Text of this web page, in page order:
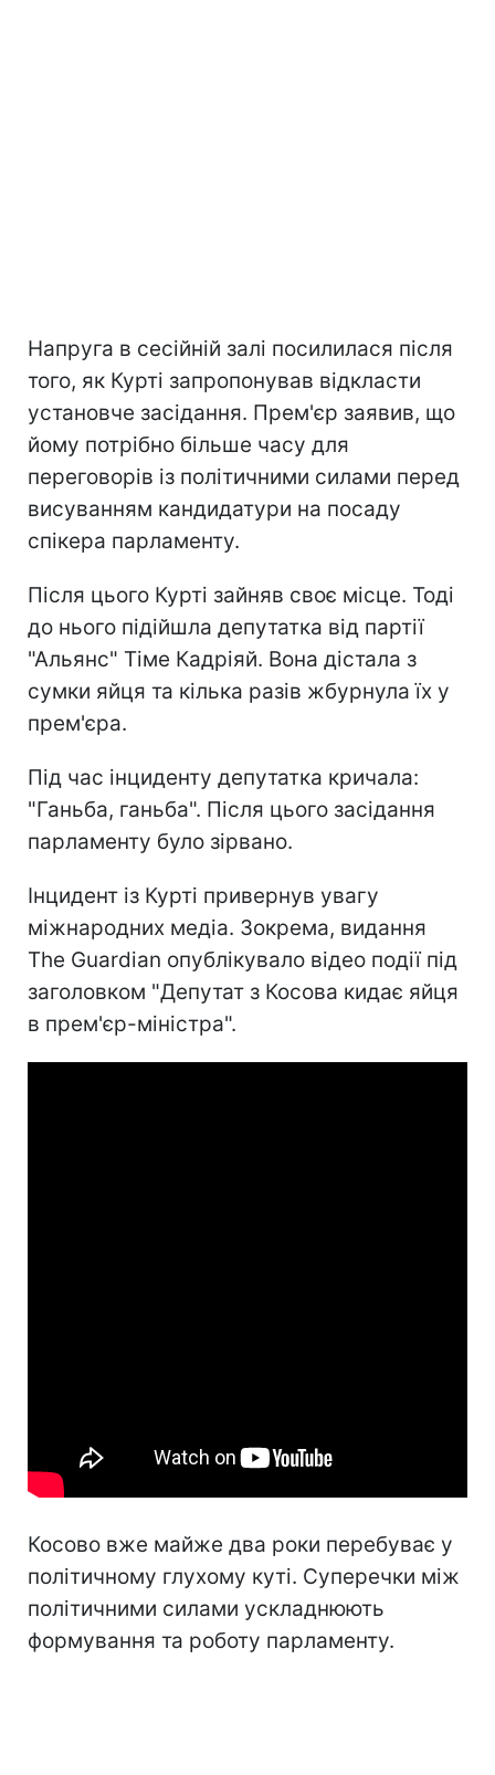
Напруга в сесійній залі посилилася після
того, як Курті запропонував відкласти
установче засідання. Прем'єр заявив, що
йому потрібно більше часу для
переговорів із політичними силами перед
висуванням кандидатури на посаду
спікера парламенту.
Після цього Курті зайняв своє місце. Тоді
до нього підійшла депутатка від партії
"Альянс" Тіме Кадріяй. Вона дістала з
сумки яйця та кілька разів жбурнула їх у
прем'єра.
Під час інциденту депутатка кричала:
"Ганьба, ганьба". Після цього засідання
парламенту було зірвано.
Інцидент із Курті привернув увагу
міжнародних медіа. Зокрема, видання
The Guardian опублікувало відео події під
заголовком "Депутат з Косова кидає яйця
в прем'єр-міністра".
Косово вже майже два роки перебуває у
політичному глухому куті. Суперечки між
політичними силами ускладнюють
формування та роботу парламенту.